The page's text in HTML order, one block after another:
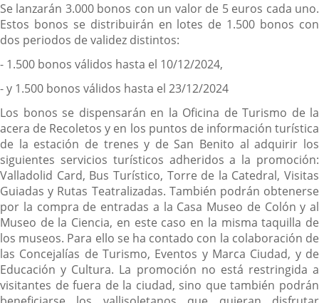
Se lanzarán 3.000 bonos con un valor de 5 euros cada uno.
Estos bonos se distribuirán en lotes de 1.500 bonos con
dos periodos de validez distintos:
- 1.500 bonos válidos hasta el 10/12/2024,
- y 1.500 bonos válidos hasta el 23/12/2024
Los bonos se dispensarán en la Oficina de Turismo de la
acera de Recoletos y en los puntos de información turística
de la estación de trenes y de San Benito al adquirir los
siguientes servicios turísticos adheridos a la promoción:
Valladolid Card, Bus Turístico, Torre de la Catedral, Visitas
Guiadas y Rutas Teatralizadas. También podrán obtenerse
por la compra de entradas a la Casa Museo de Colón y al
Museo de la Ciencia, en este caso en la misma taquilla de
los museos. Para ello se ha contado con la colaboración de
las Concejalías de Turismo, Eventos y Marca Ciudad, y de
Educación y Cultura. La promoción no está restringida a
visitantes de fuera de la ciudad, sino que también podrán